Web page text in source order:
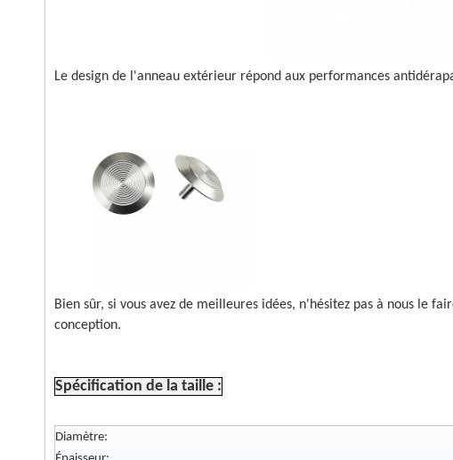
Le design de l'anneau extérieur répond aux performances
Bien sûr, si vous avez de meilleures idées, n'hésitez pas à nous le
conception.
Spécification de la taille :
Diamètre: